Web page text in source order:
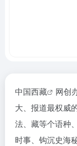
中国西藏
网创
大、报道最权威
法、藏等个语种
时事、钩沉史海